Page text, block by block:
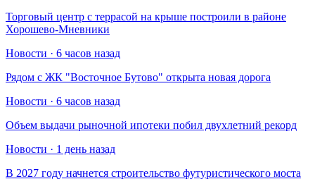
Торговый центр с террасой на крыше построили в районе
Хорошево-Мневники
Новости · 6 часов назад
Рядом с ЖК "Восточное Бутово" открыта новая дорога
Новости · 6 часов назад
Объем выдачи рыночной ипотеки побил двухлетний рекорд
Новости · 1 день назад
В 2027 году начнется строительство футуристического моста